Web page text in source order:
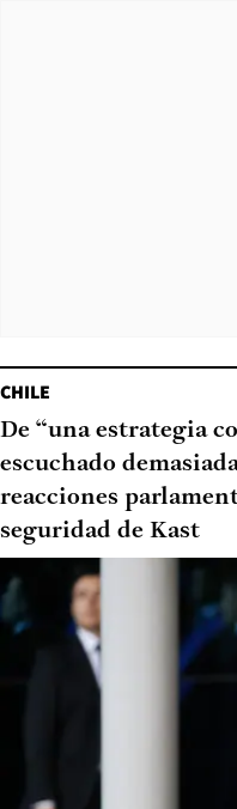
CHILE
De “una estrategia
escuchado
reacciones
seguridad de Kast